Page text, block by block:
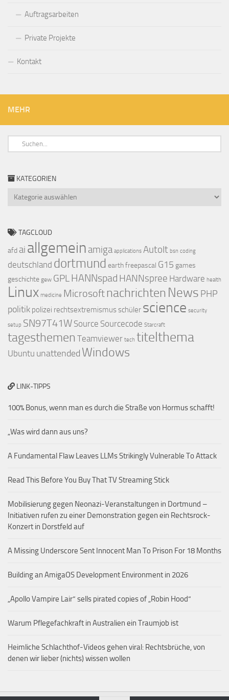
Auftragsarbeiten
Private Projekte
Kontakt
MEHR
KATEGORIEN
TAGCLOUD
afd ai allgemein amiga applications AutoIt bsn coding
deutschland dortmund earthfreepascal G15 games
geschichte gew GPL HANNspad HANNspree Hardware health
Linux medicine Microsoft nachrichten News PHP
politik polizei rechtsextremismusschüler science security
setup SN97T41W Source Sourcecode Starcraft
tagesthemen Teamviewer tech titelthema
Ubuntu unattended Windows
LINK-TIPPS
100% Bonus, wenn man es durch die Straße von Hormus schafft!
„Was wird dann aus uns?
A Fundamental Flaw Leaves LLMs Strikingly Vulnerable To Attack
Read This Before You Buy That TV Streaming Stick
Mobilisierung gegen Neonazi-Veranstaltungen in Dortmund –
Initiativen rufen zu einer Demonstration gegen ein Rechtsrock-
Konzert in Dorstfeld auf
A Missing Underscore Sent Innocent Man To Prison For 18 Months
Building an AmigaOS Development Environment in 2026
„Apollo Vampire Lair“ sells pirated copies of „Robin Hood“
Warum Pflegefachkraft in Australien ein Traumjob ist
Heimliche Schlachthof-Videos gehen viral: Rechtsbrüche, von
denen wir lieber (nichts) wissen wollen